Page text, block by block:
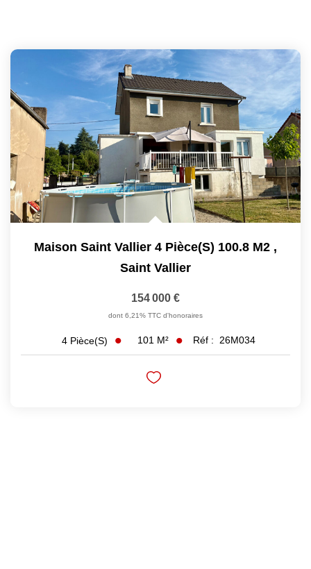
Maison Saint Vallier 4 Pièce(s) 100.8 M2 ,
Saint Vallier
154 000 €
dont 6,21% TTC d'honoraires
4 Pièce(s) 101 M² Réf : 26M034